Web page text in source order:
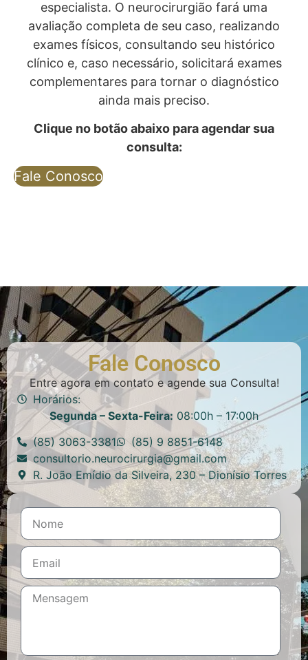
especialista. O neurocirurgião fará uma
avaliação completa de seu caso, realizando
exames físicos, consultando seu histórico
clínico e, caso necessário, solicitará exames
complementares para tornar o diagnóstico
ainda mais preciso.
Clique no botão abaixo para agendar sua
consulta:
Fale Conosco
Fale Conosco
Entre agora em contato e agende sua Consulta!
Horários:
Segunda – Sexta-Feira: 08:00h – 17:00h
(85) 3063-3381
(85) 9 8851-6148
consultorio.neurocirurgia@gmail.com
R. João Emídio da Silveira, 230 – Dionísio Torres